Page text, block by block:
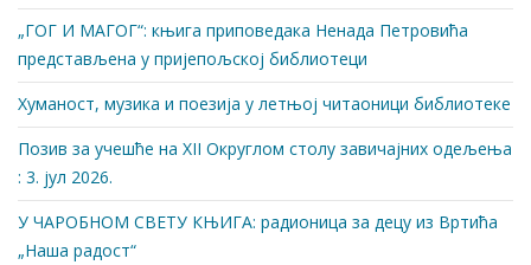
„ГОГ И МАГОГ“: књига приповедака Ненада Петровића
представљена у пријепољској библиотеци
Хуманост, музика и поезија у летњој читаоници библиотеке
Позив за учешће на XII Округлом столу завичајних одељења
: 3. јул 2026.
У ЧАРОБНОМ СВЕТУ КЊИГА: радионица за децу из Вртића
„Наша радост“